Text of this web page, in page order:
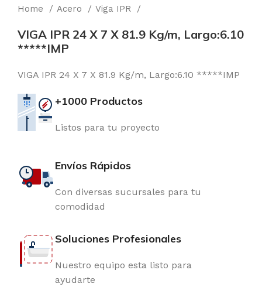
Home Acero Viga IPR
VIGA IPR 24 X 7 X 81.9 Kg/m, Largo:6.10
*****IMP
VIGA IPR 24 X 7 X 81.9 Kg/m, Largo:6.10 *****IMP
+1000 Productos
Listos para tu proyecto
Envíos Rápidos
Con diversas sucursales para tu
comodidad
Soluciones Profesionales
Nuestro equipo esta listo para
ayudarte